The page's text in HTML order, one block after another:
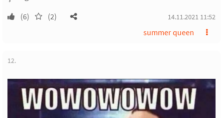
(6) (2) 14.11.2021 11:52
summer queen
12.